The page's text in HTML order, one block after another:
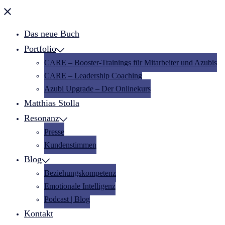
Menü
Das neue Buch
Portfolio
CARE – Booster-Trainings für Mitarbeiter und Azubis
CARE – Leadership Coaching
Azubi Upgrade – Der Onlinekurs
Matthias Stolla
Resonanz
Presse
Kundenstimmen
Blog
Beziehungskompetenz
Emotionale Intelligenz
Podcast | Blog
Kontakt